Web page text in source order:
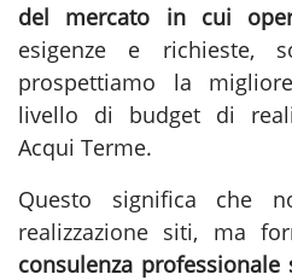
del mercato in cui
esigenze e richieste,
prospettiamo la
livello di budget di
Acqui Terme.
Questo significa che
realizzazione siti, ma
consulenza